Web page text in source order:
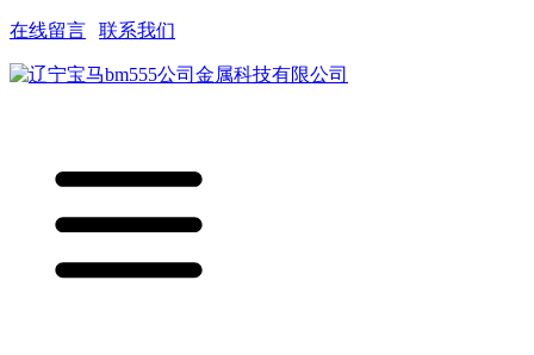
在线留言 联系我们